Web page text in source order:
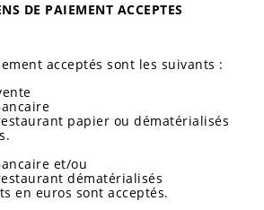
DE PAIEMENT ACCEPTES
acceptés sont les suivants :
papier ou dématérialisés
et/ou
dématérialisés
en euros sont acceptés.